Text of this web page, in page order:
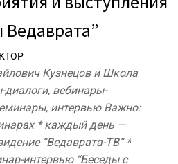
Кузнецов и Школа
вебинары-
интервью Важно:
* каждый день —
“Ведаврата-ТВ“ *
интервью “Беседы с